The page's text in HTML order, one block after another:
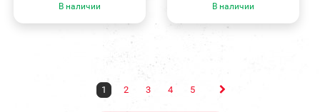
В наличии В наличии
1 2 3 4 5